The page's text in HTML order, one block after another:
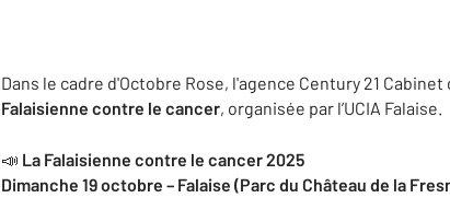
Dans le cadre d'Octobre Rose, l'agence Century 21
Falaisienne contre le cancer, organisée par l’UCIA Falaise.
📣 La Falaisienne contre le cancer 2025
Dimanche 19 octobre – Falaise (Parc du Château de la